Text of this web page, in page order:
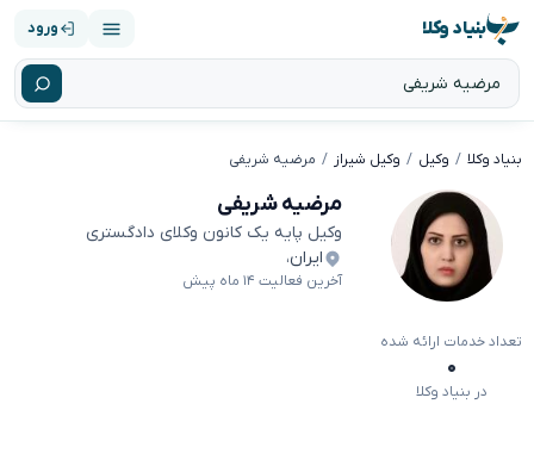
بنیاد وکلا ورود
بنیاد وکلا وکیل وکیل شیراز مرضیه شریفی
مرضیه شریفی
وکیل پایه یک کانون وکلای دادگستری
ایران،
آخرین فعالیت ۱۴ ماه پیش
تعداد خدمات ارائه شده
۰
در بنیاد وکلا